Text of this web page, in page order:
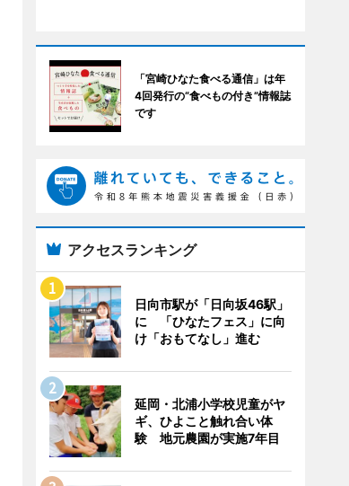
「宮崎ひなた食べる通信」は年
4回発行の“食べもの付き”情報誌
です
アクセスランキング
日向市駅が「日向坂46駅」
に 「ひなたフェス」に向
け「おもてなし」進む
延岡・北浦小学校児童がヤ
ギ、ひよこと触れ合い体
験 地元農園が実施7年目